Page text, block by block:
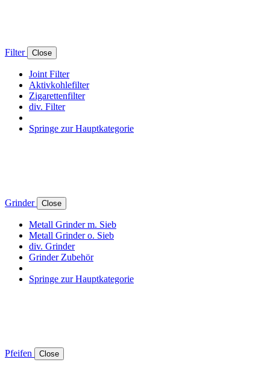
Filter Close
Joint Filter
Aktivkohlefilter
Zigarettenfilter
div. Filter
Springe zur Hauptkategorie
Grinder Close
Metall Grinder m. Sieb
Metall Grinder o. Sieb
div. Grinder
Grinder Zubehör
Springe zur Hauptkategorie
Pfeifen Close